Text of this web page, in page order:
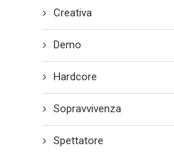
Creativa
Demo
Hardcore
Sopravvivenza
Spettatore